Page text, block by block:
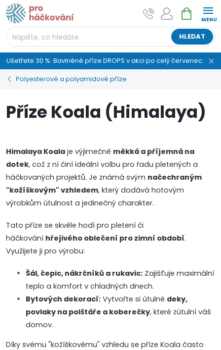
Přejít
na
obsah
HLEDAT
NÁKUPNÍ
KOŠÍK
Ušetřete 30 %. Bavlněné příze DROPS v akci po celý červenec.
Polyesterové a polyamidové příze
Příze Koala (Himalaya)
Himalaya Koala je výjimečně měkká a příjemná na
dotek, což z ní činí ideální volbu pro řadu pletených a
háčkovaných projektů. Je známá svým načechraným
"kožíškovým" vzhledem, který dodává hotovým
výrobkům útulnost a jedinečný charakter.
Tato příze se skvěle hodí pro pletení či
háčkování hřejivého oblečení pro zimní období.
Využijete ji pro výrobu:
Šál, čepic, nákrčníků a rukavic: Zajišťuje maximální
teplo a komfort v chladných dnech.
Bytových dekorací: Vytvořte si útulné deky,
povlaky na polštáře a koberečky, které zútulní váš
domov.
Díky svému "kožíškovému" vzhledu se příze Koala často
AI asistent "pani Klubíčková" –
ProHackovani.cz
Jsme e-shop s více než osmiletou tradicí a máme pro
vás připraveno více než 25 tisíc produktů. Vše skladem,
připravené k odeslání.